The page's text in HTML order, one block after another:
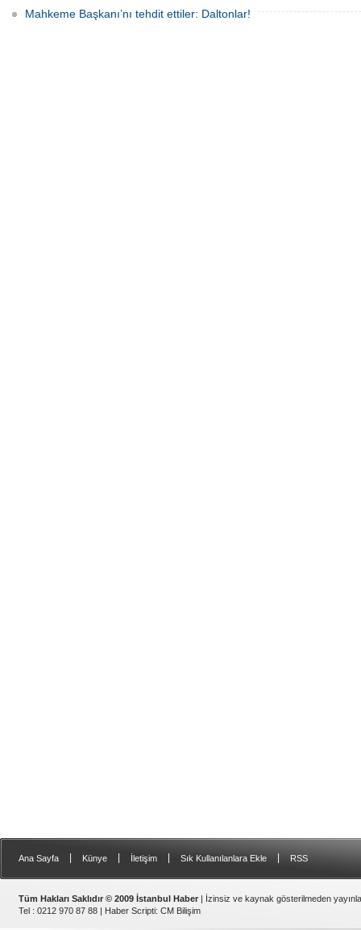
Mahkeme Başkanı’nı tehdit ettiler: Daltonlar!
Ana Sayfa Künye İletişim Sık Kullanılanlara Ekle RSS
Tüm Hakları Saklıdır © 2009 İstanbul Haber | İzinsiz ve kaynak gösterilmeden
Tel : 0212 970 87 88 | Haber Scripti: CM Bilişim